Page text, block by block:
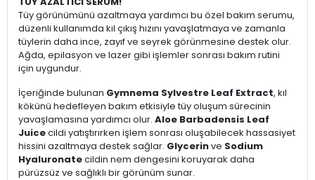
Tüy görünümünü azaltmaya yardımcı bu özel bakım serumu,
düzenli kullanımda kıl çıkış hızını yavaşlatmaya ve zamanla
tüylerin daha ince, zayıf ve seyrek görünmesine destek olur.
Ağda, epilasyon ve lazer gibi işlemler sonrası bakım rutini
için uygundur.
İçeriğinde bulunan Gymnema Sylvestre Leaf Extract, kıl
kökünü hedefleyen bakım etkisiyle tüy oluşum sürecinin
yavaşlamasına yardımcı olur. Aloe Barbadensis Leaf
Juicecildi yatıştırırken işlem sonrası oluşabilecek hassasiyet
hissini azaltmaya destek sağlar. Glycerinve Sodium
Hyaluronatecildin nem dengesini koruyarak daha
pürüzsüz ve sağlıklı bir görünüm sunar.